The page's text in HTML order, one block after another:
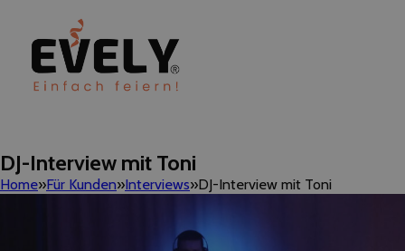
DJ-Interview mit Toni
Home Für Kunden Interviews DJ-Interview mit Toni